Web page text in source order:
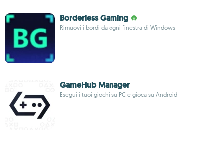
Borderless Gaming
Rimuovi i bordi da ogni finestra di Windows
GameHub Manager
Esegui i tuoi giochi su PC e gioca su Android